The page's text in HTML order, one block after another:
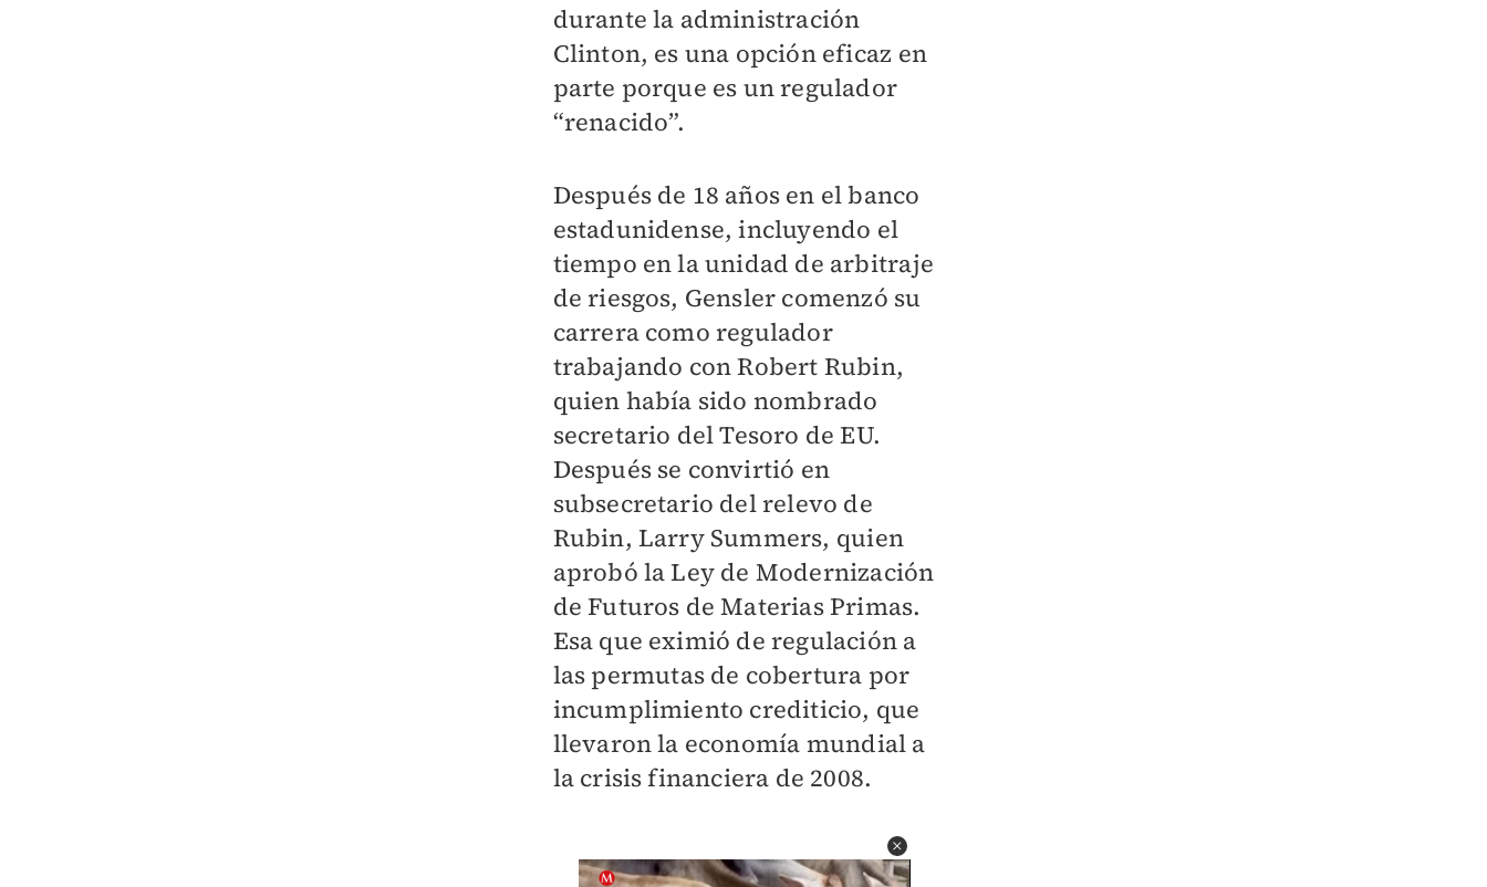
durante la administración
Clinton, es una opción eficaz en
parte porque es un regulador
“renacido”.
Después de 18 años en el banco
estadunidense, incluyendo el
tiempo en la unidad de arbitraje
de riesgos, Gensler comenzó su
carrera como regulador
trabajando con Robert Rubin,
quien había sido nombrado
secretario del Tesoro de EU.
Después se convirtió en
subsecretario del relevo de
Rubin, Larry Summers, quien
aprobó la Ley de Modernización
de Futuros de Materias Primas.
Esa que eximió de regulación a
las permutas de cobertura por
incumplimiento crediticio, que
llevaron la economía mundial a
la crisis financiera de 2008.